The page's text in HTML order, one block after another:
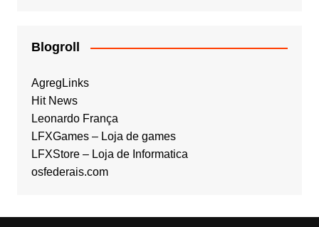
Blogroll
AgregLinks
Hit News
Leonardo França
LFXGames – Loja de games
LFXStore – Loja de Informatica
osfederais.com